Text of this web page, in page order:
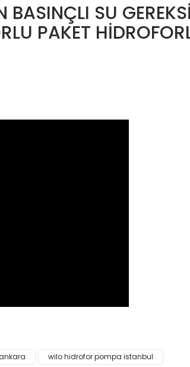
BASINÇLI SU
PAKET
öneri formunu kullanarak tarafımıza
wilo hidrofor pompa istanbul